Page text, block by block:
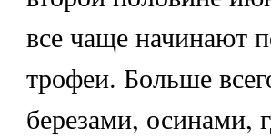
все чаще начинают
трофеи. Больше
березами, осинами,